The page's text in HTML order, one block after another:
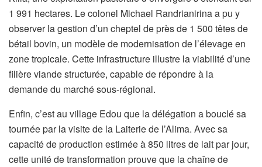
1 991 hectares. Le colonel Michael Randrianirina a pu y
observer la gestion d’un cheptel de près de 1 500 têtes de
bétail bovin, un modèle de modernisation de l’élevage en
zone tropicale. Cette infrastructure illustre la viabilité d’une
filière viande structurée, capable de répondre à la
demande du marché sous-régional.
Enfin, c’est au village Edou que la délégation a bouclé sa
tournée par la visite de la Laiterie de l’Alima. Avec sa
capacité de production estimée à 850 litres de lait par jour,
cette unité de transformation prouve que la chaîne de